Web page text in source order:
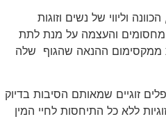
וליווי של נשים וזוגות
והעצמה על מנת לתת
ממקסימום ההנאה שהגוף שלה
זוגיים שמאותם הסיבות בדיוק
ללא כל התיחסות לחיי המין